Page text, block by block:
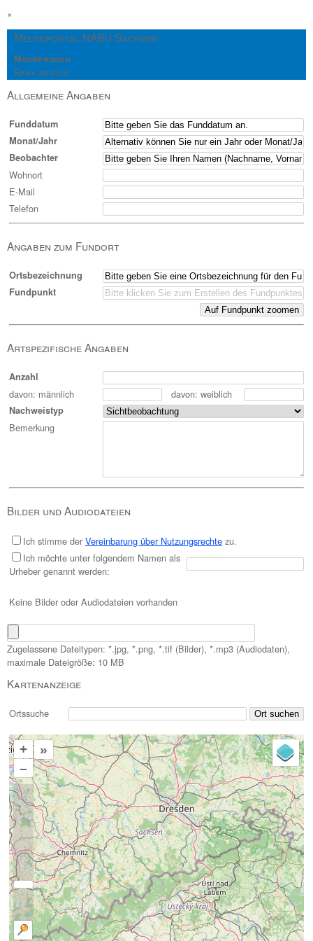
×
Meldeportal NABU Sachsen
Moorfrosch
Rana arvalis
Allgemeine Angaben
Funddatum
Monat/Jahr
Beobachter
Wohnort
E-Mail
Telefon
Angaben zum Fundort
Ortsbezeichnung
Fundpunkt
Artspezifische Angaben
Anzahl
davon: männlich davon: weiblich
Nachweistyp
Bemerkung
Bilder und Audiodateien
Ich stimme der Vereinbarung über Nutzungsrechte zu.
Ich möchte unter folgendem Namen als
Urheber genannt werden:
Keine Bilder oder Audiodateien vorhanden
Zugelassene Dateitypen: *.jpg, *.png, *.tif (Bilder), *.mp3 (Audiodaten),
maximale Dateigröße: 10 MB
Kartenanzeige
Ortssuche
+
–
»